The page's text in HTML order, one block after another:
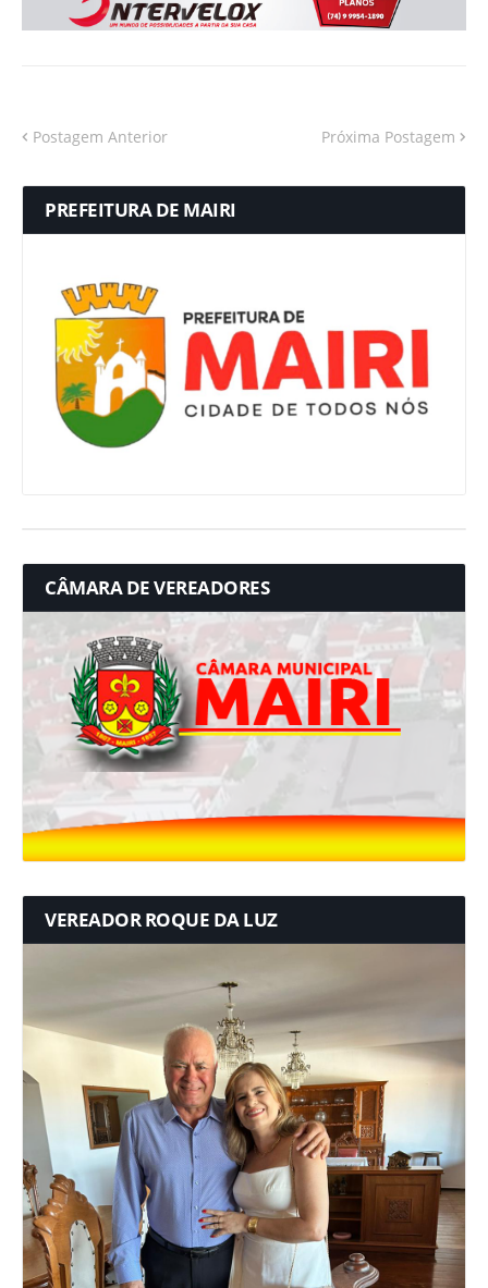
Postagem Anterior Próxima Postagem
PREFEITURA DE MAIRI
CÂMARA DE VEREADORES
VEREADOR ROQUE DA LUZ